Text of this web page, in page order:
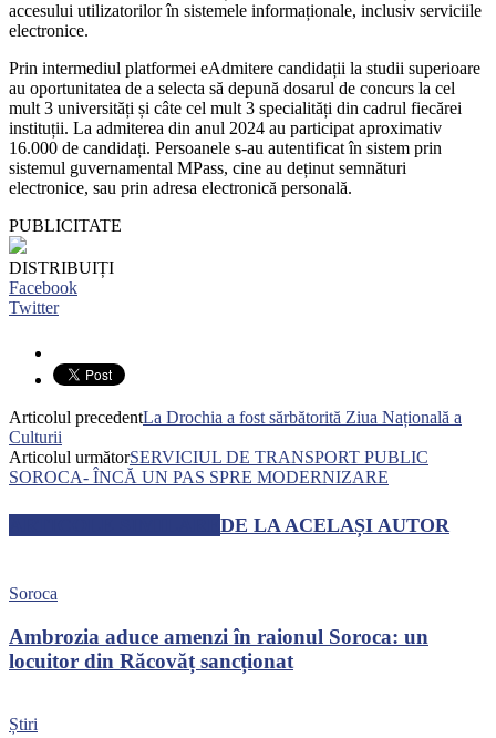
accesului utilizatorilor în sistemele informaționale, inclusiv serviciile
electronice.
Prin intermediul platformei eAdmitere candidații la studii superioare
au oportunitatea de a selecta să depună dosarul de concurs la cel
mult 3 universități și câte cel mult 3 specialități din cadrul fiecărei
instituții. La admiterea din anul 2024 au participat aproximativ
16.000 de candidați. Persoanele s-au autentificat în sistem prin
sistemul guvernamental MPass, cine au deținut semnături
electronice, sau prin adresa electronică personală.
PUBLICITATE
DISTRIBUIȚI
Facebook
Twitter
Articolul precedentLa Drochia a fost sărbătorită Ziua Națională a
Culturii
Articolul următorSERVICIUL DE TRANSPORT PUBLIC
SOROCA- ÎNCĂ UN PAS SPRE MODERNIZARE
DE LA ACELAȘI AUTOR
Soroca
Ambrozia aduce amenzi în raionul Soroca: un
locuitor din Răcovăț sancționat
Știri